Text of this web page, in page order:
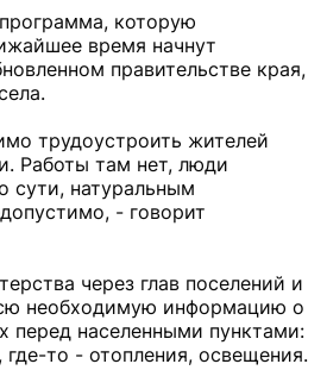
которую
время начнут
правительстве края,
трудоустроить жителей
Работы там нет, люди
сути, натуральным
- говорит
через глав поселений и
необходимую информацию о
перед населенными пунктами:
где-то - отопления, освещения.